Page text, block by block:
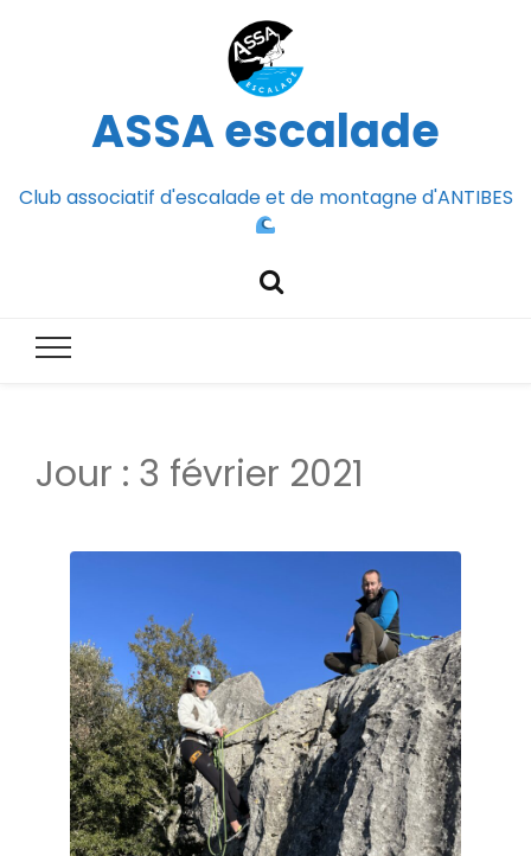
ASSA escalade
Club associatif d'escalade et de montagne d'ANTIBES
Jour : 3 février 2021